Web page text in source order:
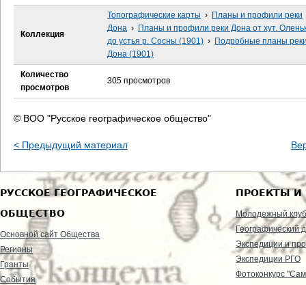
Коллекция
Топографические карты › Планы и профили реки
Дона › Планы и профили реки Дона от хут.
до устья р. Сосны (1901) › Подробные планы
Дона (1901)
Количество
просмотров
305 просмотров
© ВОО "Русское географическое общество"
< Предыдущий материал
РУССКОЕ ГЕОГРАФИЧЕСКОЕ
ОБЩЕСТВО
Основной сайт Общества
Регионы
Гранты
События
ПРОЕКТЫ И
Молодежный клуб
Географический
Экспедиции и
Экспедиции РГО
Фотоконкурс